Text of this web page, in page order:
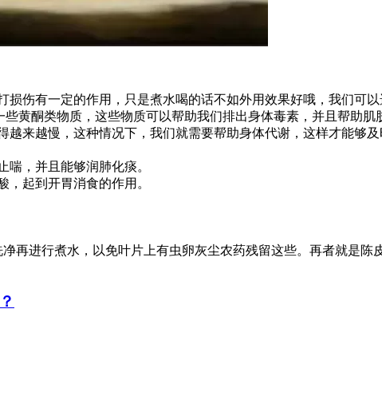
伤有一定的作用，只是煮水喝的话不如外用效果好哦，我们可以
黄酮类物质，这些物质可以帮助我们排出身体毒素，并且帮助肌
越来越慢，这种情况下，我们就需要帮助身体代谢，这样才能够
喘，并且能够润肺化痰。
起到开胃消食的作用。
再进行煮水，以免叶片上有虫卵灰尘农药残留这些。再者就是